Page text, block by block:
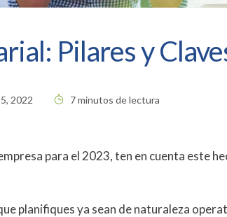
Pilares y
2022 7 minutos de lectura
para el 2023, ten en cuenta este
planifiques ya sean de naturaleza